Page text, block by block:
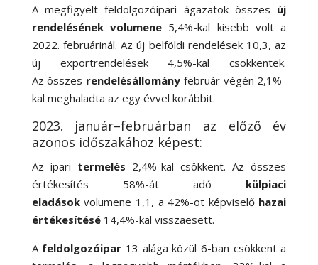
A megfigyelt feldolgozóipari ágazatok összes új
rendelésének volumene 5,4%-kal kisebb volt a
2022. februárinál. Az új belföldi rendelések 10,3, az
új exportrendelések 4,5%-kal csökkentek.
Az összes rendelésállomány február végén 2,1%-
kal meghaladta az egy évvel korábbit.
2023. január–februárban az előző év
azonos időszakához képest:
Az ipari termelés 2,4%-kal csökkent. Az összes
értékesítés 58%-át adó
külpiaci
eladások volumene 1,1, a 42%-ot képviselő hazai
értékesítésé 14,4%-kal visszaesett.
A feldolgozóipar 13 alága közül 6-ban csökkent a